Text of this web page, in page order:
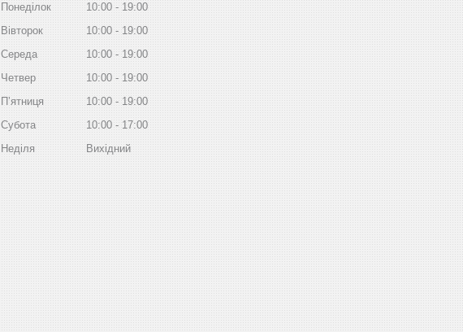
Понеділок 10:00
19:00
Вівторок
10:00
19:00
Середа
10:00
19:00
Четвер
10:00
19:00
Пʼятниця
10:00
19:00
Субота
10:00
17:00
Неділя
Вихідний